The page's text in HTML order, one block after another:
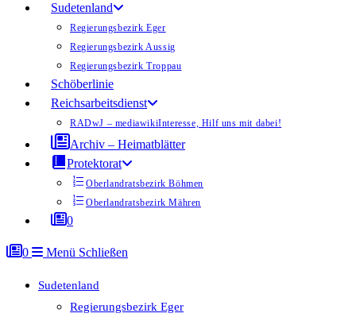
Sudetenland
Regierungsbezirk Eger
Regierungsbezirk Aussig
Regierungsbezirk Troppau
Schöberlinie
Reichsarbeitsdienst
RADwJ – mediawikiInteresse, Hilf uns mit dabei!
Archiv – Heimatblätter
Protektorat
Oberlandratsbezirk Böhmen
Oberlandratsbezirk Mähren
0
0 Menü Schließen
Sudetenland
Regierungsbezirk Eger